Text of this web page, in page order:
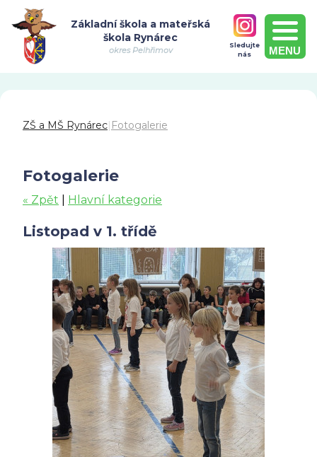
Základní škola a mateřská
škola Rynárec
okres Pelhřimov
Sledujte
nás
MENU
ZŠ a MŠ Rynárec| Fotogalerie
Fotogalerie
« Zpět Hlavní kategorie
Listopad v 1. třídě